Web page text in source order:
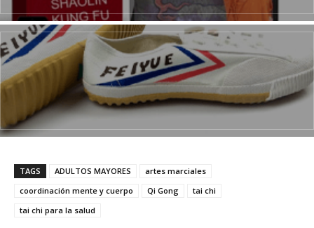
TAGS ADULTOS MAYORES
artes marciales
coordinación mente y cuerpo
Qi Gong
tai chi
tai chi para la salud